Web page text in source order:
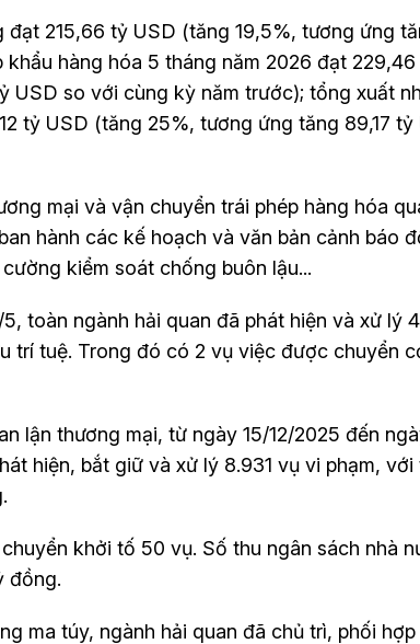
215,66 tỷ USD (tăng 19,5%, tương ứng
hàng hóa 5 tháng năm 2026 đạt
so với cùng kỳ năm trước); tổng xuất
tỷ USD (tăng 25%, tương ứng tăng 89,17 tỷ
mại và vận chuyển trái phép hàng hóa
hành các kế hoạch và văn bản cảnh báo
kiểm soát chống buôn lậu...
toàn ngành hải quan đã phát hiện và xử lý
trí tuệ. Trong đó có 2 vụ việc được chuyển
lận thương mại, từ ngày 15/12/2025 đến
hiện, bắt giữ và xử lý 8.931 vụ vi phạm, với
khởi tố 50 vụ. Số thu ngân sách nhà
đồng.
ma túy, ngành hải quan đã chủ trì, phối